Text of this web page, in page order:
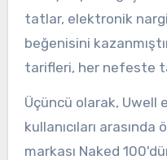
tatlar, elektronik
beğenisini
tarifleri, her nefeste
Üçüncü olarak, Uwell
kullanıcıları
markası Naked